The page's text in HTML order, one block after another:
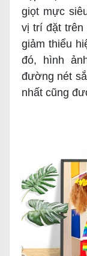
giọt mực
vị trí đặt trên
giảm thiểu
đó, hình
đường nét
nhất cũng